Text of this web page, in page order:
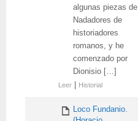
algunas piezas de
Nadadores de
historiadores
romanos, y he
comenzado por
Dionisio […]
Leer Historial
Loco Fundanio.